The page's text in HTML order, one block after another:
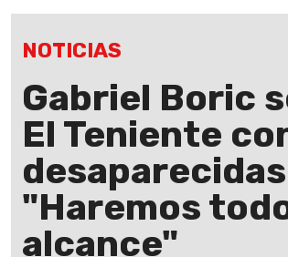
NOTICIAS
Gabriel Boric
El Teniente
"Haremos
alcance"